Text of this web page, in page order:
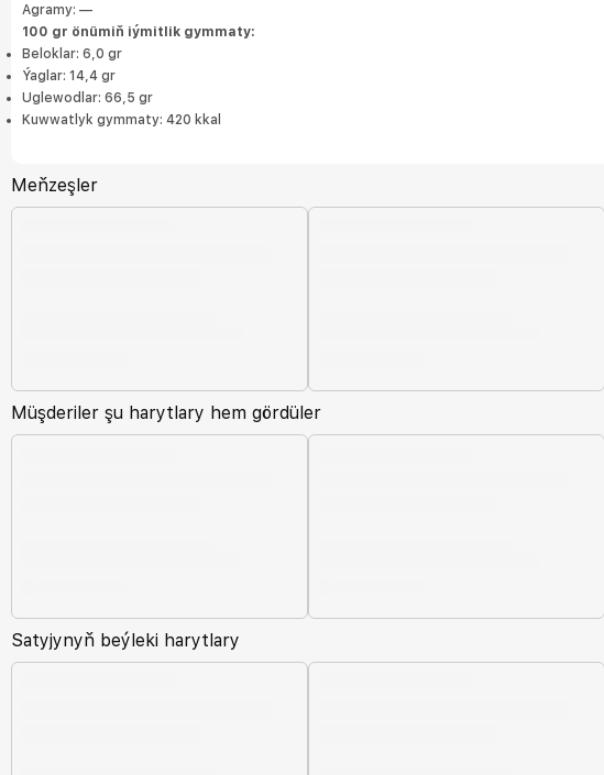
Agramy: —
100 gr önümiň iýmitlik gymmaty:
Beloklar: 6,0 gr
Ýaglar: 14,4 gr
Uglewodlar: 66,5 gr
Kuwwatlyk gymmaty: 420 kkal
Meňzeşler
Müşderiler şu harytlary hem gördüler
Satyjynyň beýleki harytlary